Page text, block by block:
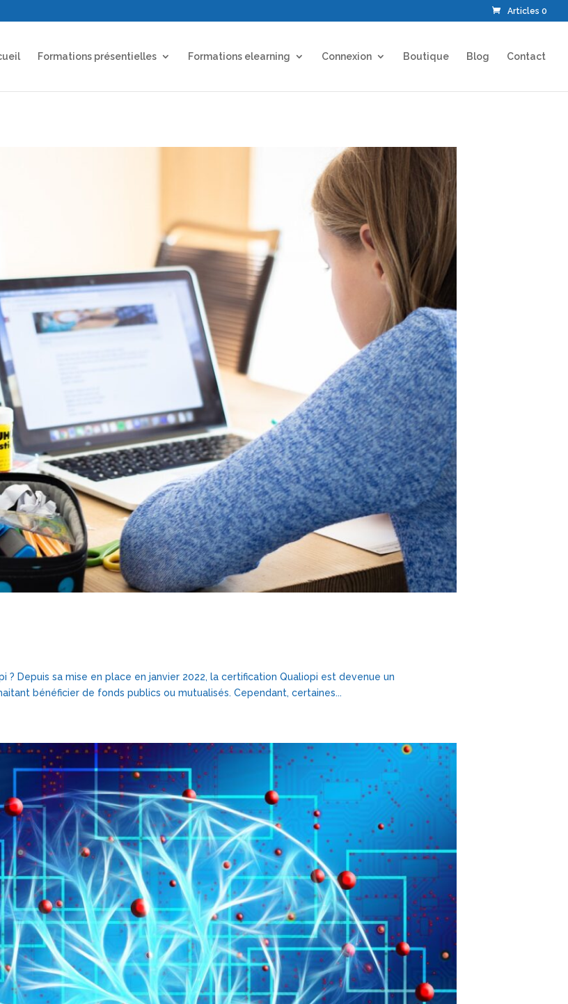
Articles 0
Formations présentielles Formations elearning Connexion Boutique Blog Contact
? Depuis sa mise en place en janvier 2022, la certification Qualiopi est devenue un
bénéficier de fonds publics ou mutualisés. Cependant, certaines...